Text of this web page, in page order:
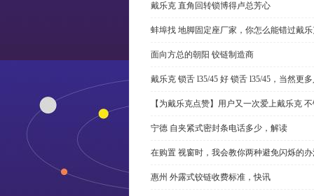
戴乐克 直角回转锁博得卢总芳心
蚌埠找 地脚固定座厂家，你怎么能错过戴
面向方总的朝阳 铰链制造商
戴乐克 锁舌 l35/45 好 锁舌 l35/45，当然更
【为戴乐克点赞】用户又一次爱上戴乐克
宁德 自夹紧式密封条电话多少，解读
在购置 视窗时，我会教你两种避免闪烁的
惠州 外露式铰链收费标准，快讯